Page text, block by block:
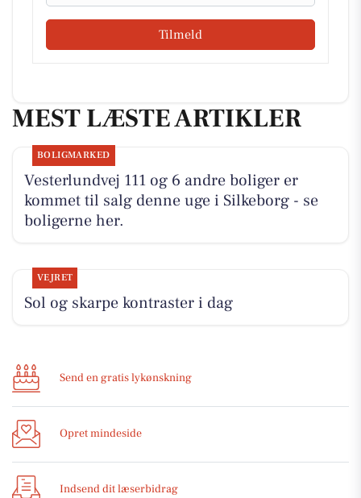
Tilmeld
MEST LÆSTE ARTIKLER
BOLIGMARKED
Vesterlundvej 111 og 6 andre boliger er
kommet til salg denne uge i Silkeborg - se
boligerne her.
VEJRET
Sol og skarpe kontraster i dag
Send en gratis lykønskning
Opret mindeside
Indsend dit læserbidrag